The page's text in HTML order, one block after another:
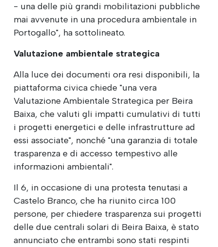
- una delle più grandi mobilitazioni pubbliche
mai avvenute in una procedura ambientale in
Portogallo", ha sottolineato.
Valutazione ambientale strategica
Alla luce dei documenti ora resi disponibili, la
piattaforma civica chiede "una vera
Valutazione Ambientale Strategica per Beira
Baixa, che valuti gli impatti cumulativi di tutti
i progetti energetici e delle infrastrutture ad
essi associate", nonché "una garanzia di totale
trasparenza e di accesso tempestivo alle
informazioni ambientali".
Il 6, in occasione di una protesta tenutasi a
Castelo Branco, che ha riunito circa 100
persone, per chiedere trasparenza sui progetti
delle due centrali solari di Beira Baixa, è stato
annunciato che entrambi sono stati respinti